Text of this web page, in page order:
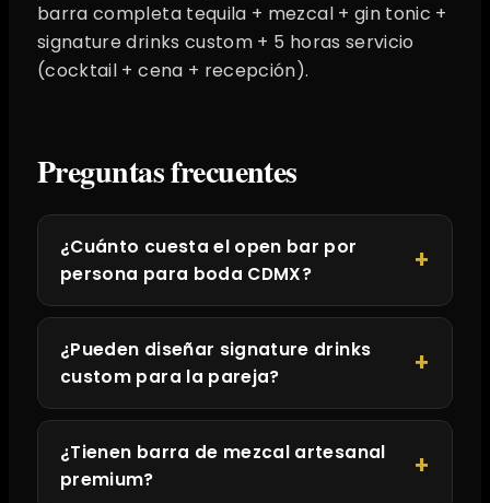
barra completa tequila + mezcal + gin tonic +
signature drinks custom + 5 horas servicio
(cocktail + cena + recepción).
Preguntas frecuentes
¿Cuánto cuesta el open bar por
persona para boda CDMX?
¿Pueden diseñar signature drinks
custom para la pareja?
¿Tienen barra de mezcal artesanal
premium?